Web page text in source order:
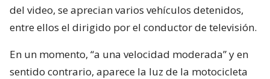
del video, se aprecian varios vehículos detenidos,
entre ellos el dirigido por el conductor de televisión.
En un momento, “a una velocidad moderada” y en
sentido contrario, aparece la luz de la motocicleta